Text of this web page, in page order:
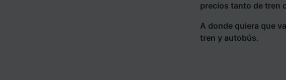
precios tanto de tren
A donde quiera que
tren y autobús.